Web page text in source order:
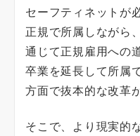
セーフティネットが
正規で所属しながら
通じて正規雇用への
卒業を延長して所属
方面で抜本的な改革
そこで、より現実的